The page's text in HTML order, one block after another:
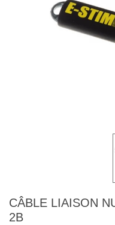
CÂBLE LIAISON
2B